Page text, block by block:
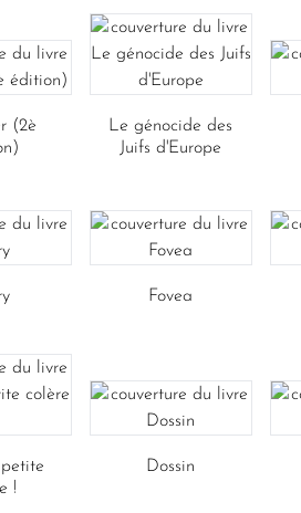
(2è
Le génocide des
Juifs d'Europe
Fovea
!
Dossin